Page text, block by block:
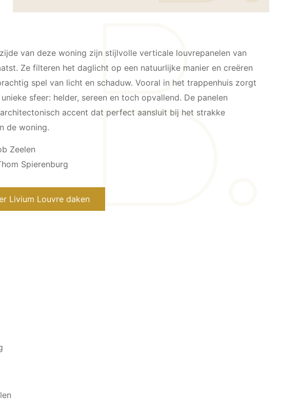
van deze woning zijn stijlvolle verticale louvrepanelen van
Ze filteren het daglicht op een natuurlijke manier en creëren
spel van licht en schaduw. Vooral in het trappenhuis zorgt
sfeer: helder, sereen en toch opvallend. De panelen
accent dat perfect aansluit bij het strakke
de woning.
Zeelen
Spierenburg
Livium Louvre daken